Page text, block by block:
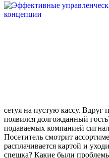
сетуя на пустую кассу. Вдруг
появился долгожданный
подаваемых компанией
Посетитель смотрит
расплачивается картой и
спешка? Какие были